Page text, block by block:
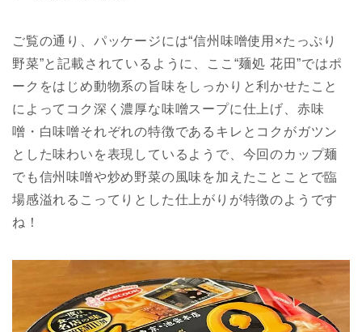
ご覧の通り、パッケージには“信州味噌使用×たっぷり
野菜”と記載されているように、ここ“麺処 花田”ではポ
ークをはじめ動物系の旨味をしっかりと利かせたこと
によってコク深く濃厚な味噌スープに仕上げ、赤味
噌・白味噌それぞれの特徴であるキレとコクがガツン
とした味わいを表現しているようで、今回のカップ麺
でも信州味噌や炒め野菜の風味を加えたことことで臨
場感溢れるこってりとした仕上がりが特徴のようです
ね！